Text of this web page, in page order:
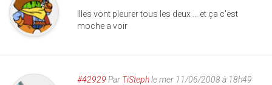
Illes vont pleurer tous les deux ... et ça c'est
moche a voir
#42929 Par TiStephle mer 11/06/2008 à 18h49